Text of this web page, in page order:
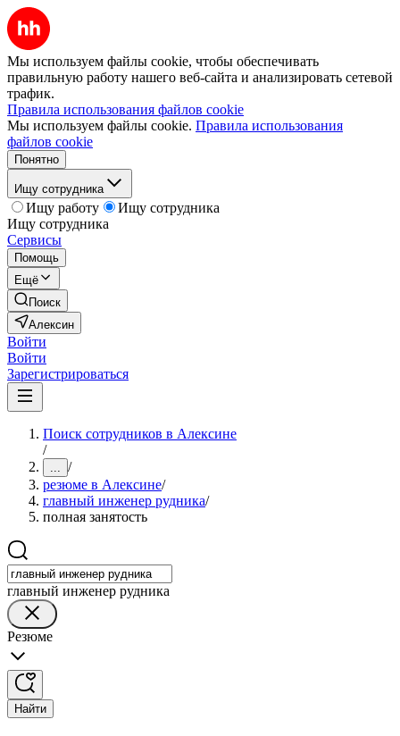
Мы используем файлы cookie, чтобы обеспечивать
правильную работу нашего веб-сайта и анализировать сетевой
трафик.
Правила использования файлов cookie
Мы используем файлы cookie. Правила использования
файлов cookie
Понятно
Ищу сотрудника
Ищу работу
Ищу сотрудника
Ищу сотрудника
Сервисы
Помощь
Ещё
Поиск
Алексин
Войти
Войти
Зарегистрироваться
Поиск сотрудников в Алексине
/
... /
резюме в Алексине/
главный инженер рудника/
полная занятость
главный инженер рудника
Резюме
Найти